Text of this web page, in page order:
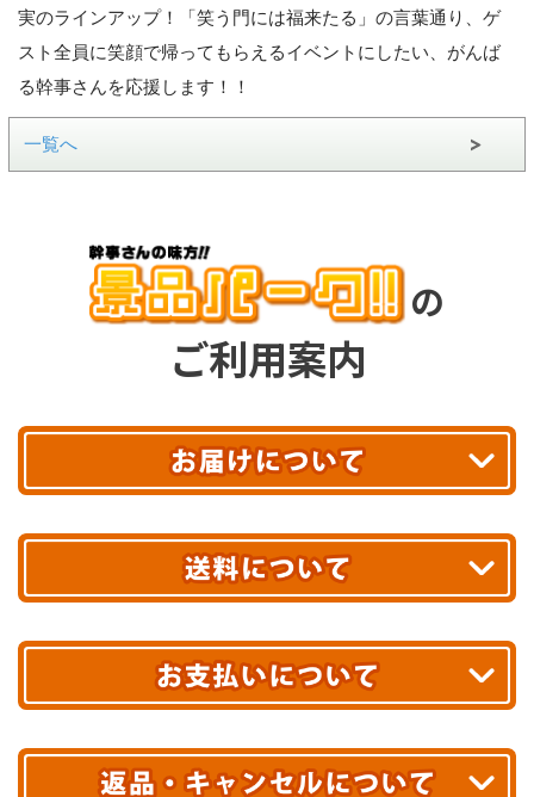
実のラインアップ！「笑う門には福来たる」の言葉通り、ゲ
スト全員に笑顔で帰ってもらえるイベントにしたい、がんば
る幹事さんを応援します！！
一覧へ
の
ご利用案内
最短翌日お届け!
あす着エリアが対象です。
エリアやお届け日の確認はこちら▶
※ 配送業者による配送遅延が生じる可能性がございます。
※ 沖縄・離島はお届けできません。
送料無料!
10,000円未満 全国一律1,100円(税込)
配送業者
クレジットカード